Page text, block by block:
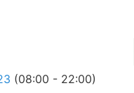
(08:00 - 22:00)